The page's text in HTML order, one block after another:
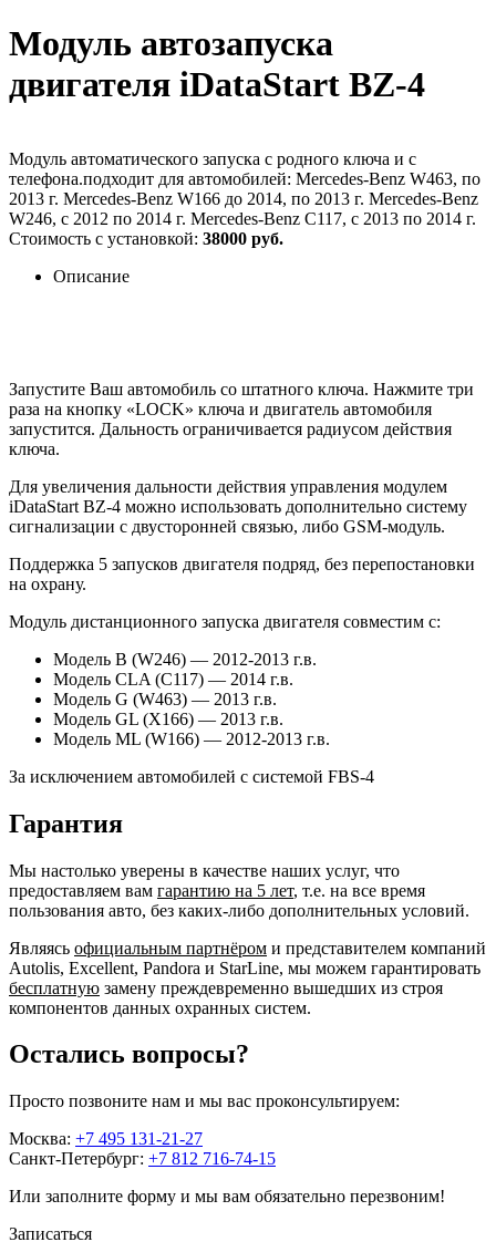
Модуль автозапуска
двигателя iDataStart BZ-4
Модуль автоматического запуска с родного ключа и с
телефона.подходит для автомобилей: Mercedes-Benz W463, по
2013 г. Mercedes-Benz W166 до 2014, по 2013 г. Mercedes-Benz
W246, с 2012 по 2014 г. Mercedes-Benz C117, с 2013 по 2014 г.
Стоимость с установкой: 38000 руб.
Описание
Запустите Ваш автомобиль со штатного ключа. Нажмите три
раза на кнопку «LOCK» ключа и двигатель автомобиля
запустится. Дальность ограничивается радиусом действия
ключа.
Для увеличения дальности действия управления модулем
iDataStart BZ-4 можно использовать дополнительно систему
сигнализации с двусторонней связью, либо GSM-модуль.
Поддержка 5 запусков двигателя подряд, без перепостановки
на охрану.
Модуль дистанционного запуска двигателя совместим с:
Модель B (W246) — 2012-2013 г.в.
Модель CLA (C117) — 2014 г.в.
Модель G (W463) — 2013 г.в.
Модель GL (X166) — 2013 г.в.
Модель ML (W166) — 2012-2013 г.в.
За исключением автомобилей с системой FBS-4
Гарантия
Мы настолько уверены в качестве наших услуг, что
предоставляем вам гарантию на 5 лет, т.е. на все время
пользования авто, без каких-либо дополнительных условий.
Являясь официальным партнёром и представителем компаний
Autolis, Excellent, Pandora и StarLine, мы можем гарантировать
бесплатную замену преждевременно вышедших из строя
компонентов данных охранных систем.
Остались вопросы?
Просто позвоните нам и мы вас проконсультируем:
Москва: +7 495 131-21-27
Санкт-Петербург: +7 812 716-74-15
Или заполните форму и мы вам обязательно перезвоним!
Записаться